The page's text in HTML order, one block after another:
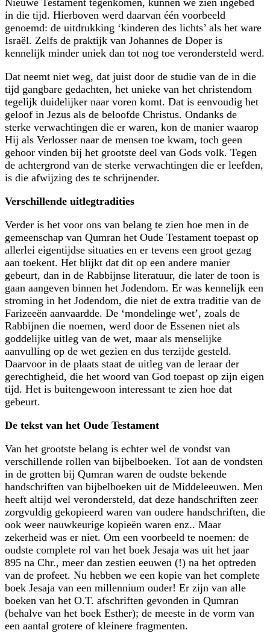
in die tijd. Hierboven werd daarvan één voorbeeld
genoemd: de uitdrukking ‘kinderen des lichts’ als het ware
Israël. Zelfs de praktijk van Johannes de Doper is
kennelijk minder uniek dan tot nog toe verondersteld werd.
Dat neemt niet weg, dat juist door de studie van de in die
tijd gangbare gedachten, het unieke van het christendom
tegelijk duidelijker naar voren komt. Dat is eenvoudig het
geloof in Jezus als de beloofde Christus. Ondanks de
sterke verwachtingen die er waren, kon de manier waarop
Hij als Verlosser naar de mensen toe kwam, toch geen
gehoor vinden bij het grootste deel van Gods volk. Tegen
de achtergrond van de sterke verwachtingen die er leefden,
is die afwijzing des te schrijnender.
Verschillende uitlegtradities
Verder is het voor ons van belang te zien hoe men in de
gemeenschap van Qumran het Oude Testament toepast op
allerlei eigentijdse situaties en er tevens een groot gezag
aan toekent. Het blijkt dat dit op een andere manier
gebeurt, dan in de Rabbijnse literatuur, die later de toon is
gaan aangeven binnen het Jodendom. Er was kennelijk een
stroming in het Jodendom, die niet de extra traditie van de
Farizeeën aanvaardde. De ‘mondelinge wet’, zoals de
Rabbijnen die noemen, werd door de Essenen niet als
goddelijke uitleg van de wet, maar als menselijke
aanvulling op de wet gezien en dus terzijde gesteld.
Daarvoor in de plaats staat de uitleg van de leraar der
gerechtigheid, die het woord van God toepast op zijn eigen
tijd. Het is buitengewoon interessant te zien hoe dat
gebeurt.
De tekst van het Oude Testament
Van het grootste belang is echter wel de vondst van
verschillende rollen van bijbelboeken. Tot aan de vondsten
in de grotten bij Qumran waren de oudste bekende
handschriften van bijbelboeken uit de Middeleeuwen. Men
heeft altijd wel verondersteld, dat deze handschriften zeer
zorgvuldig gekopieerd waren van oudere handschriften, die
ook weer nauwkeurige kopieën waren enz.. Maar
zekerheid was er niet. Om een voorbeeld te noemen: de
oudste complete rol van het boek Jesaja was uit het jaar
895 na Chr., meer dan zestien eeuwen (!) na het optreden
van de profeet. Nu hebben we een kopie van het complete
boek Jesaja van een millennium ouder! Er zijn van alle
boeken van het O.T. afschriften gevonden in Qumran
(behalve van het boek Esther); de meeste in de vorm van
een aantal grotere of kleinere fragmenten.